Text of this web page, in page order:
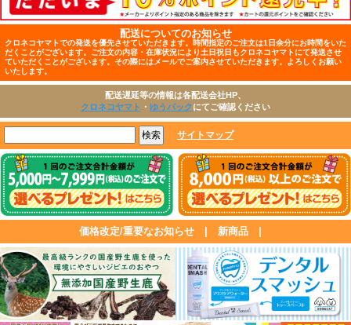
配送についてのお知らせ
クロネコヤマトでの発送を優先させていただきます。時間指定のご注文は1日余分にお時間をいた
だくことがございます。ご注文の内容・在庫状況により土日祝日もクロネコヤマトにて発送させ
ていただくことがございます。その際にはメールでご案内させていただきます。よろしくお願い
いたします。
配送遅延等の情報は各配送会社HP、
クロネコヤマト ・ ゆうパックにてご確認ください
サイトマップ
価格改定/重要なお知らせ 新商品